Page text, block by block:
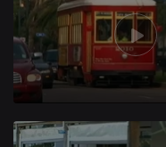
123645